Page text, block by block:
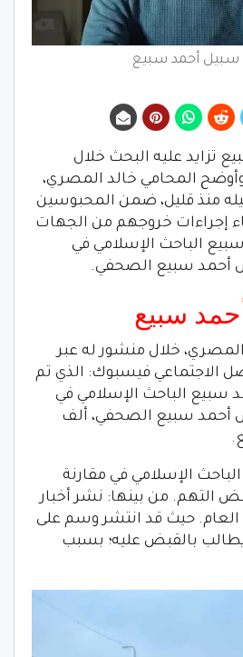
سبيل أحمد سبيع
تزايد عليه البحث خلال
المحامي خالد المصري،
منذ قليل، ضمن المحبوسين
إجراءات خروجهم من الجهات
الباحث الإسلامي في
أحمد سبيع الصحفي.
سبيع
المصري، خلال منشور له عبر
الاجتماعي فيسبوك: الذي تم
سبيع الباحث الإسلامي في
أحمد سبيع الصحفي، ألف
الإسلامي في مقارنة
التهم. من بينها: نشر أخبار
العام. حيث قد انتشر وسم على
نوفمبر، يطالب بالقبض عليه؛ بسبب